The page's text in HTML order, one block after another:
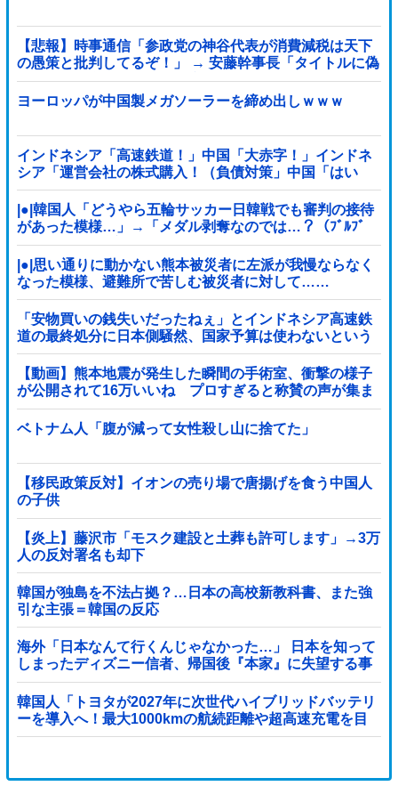
【悲報】時事通信「参政党の神谷代表が消費減税は天下
の愚策と批判してるぞ！」 → 安藤幹事長「タイトルに偽
りあり！『参政党は消費税廃止派、減税派』」ｗｗｗｗ
ｗｗｗｗ
ヨーロッパが中国製メガソーラーを締め出しｗｗｗ
インドネシア「高速鉄道！」中国「大赤字！」インドネ
シア「運営会社の株式購入！（負債対策」中国「はい
（巨額負債」インドネシア「700km延伸計画！（実質中
止」→
|●|韓国人「どうやら五輪サッカー日韓戦でも審判の接待
があった模様…」→「メダル剥奪なのでは…？（ﾌﾞﾙﾌﾞ
ﾙ」＝韓国の反応
|●|思い通りに動かない熊本被災者に左派が我慢ならなく
なった模様、避難所で苦しむ被災者に対して……
「安物買いの銭失いだったねぇ」とインドネシア高速鉄
道の最終処分に日本側騒然、国家予算は使わないという
と何が財源なんだ？
【動画】熊本地震が発生した瞬間の手術室、衝撃の様子
が公開されて16万いいね プロすぎると称賛の声が集ま
る
ベトナム人「腹が減って女性殺し山に捨てた」
【移民政策反対】イオンの売り場で唐揚げを食う中国人
の子供
【炎上】藤沢市「モスク建設と土葬も許可します」→3万
人の反対署名も却下
韓国が独島を不法占拠？…日本の高校新教科書、また強
引な主張＝韓国の反応
海外「日本なんて行くんじゃなかった…」 日本を知って
しまったディズニー信者、帰国後『本家』に失望する事
態に
韓国人「トヨタが2027年に次世代ハイブリッドバッテリ
ーを導入へ！最大1000kmの航続距離や超高速充電を目
指す」